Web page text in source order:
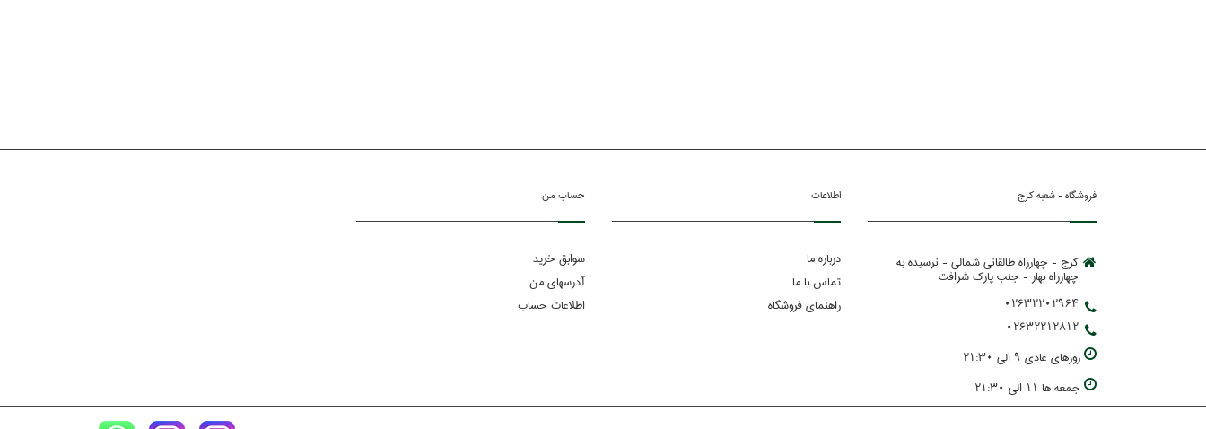
فروشگاه - شعبه کرج
کرج - چهارراه طالقانی شمالی - نرسیده به
چهارراه بهار - جنب پارك شرافت
02632202964
02632212812
روزهاي عادي 9 الي 21:30
جمعه ها 11 الي 21:30
اطلاعات
درباره ما
تماس با ما
راهنمای فروشگاه
حساب من
سوابق خرید
آدرسهای من
اطلاعات حساب